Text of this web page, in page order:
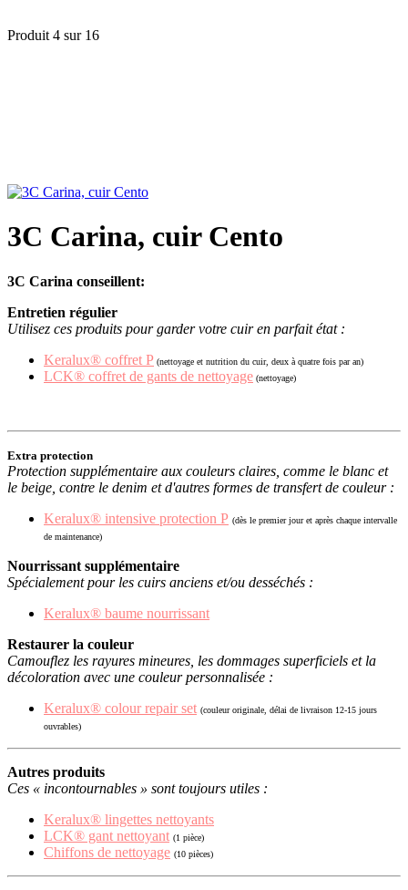
Produit 4 sur 16
3C Carina, cuir Cento
3C Carina conseillent:
Entretien régulier
Utilisez ces produits pour garder votre cuir en parfait état :
Keralux® coffret P (nettoyage et nutrition du cuir, deux à quatre fois par an)
LCK® coffret de gants de nettoyage (nettoyage)
Extra protection
Protection supplémentaire aux couleurs claires, comme le blanc et
le beige, contre le denim et d'autres formes de transfert de couleur :
Keralux® intensive protection P (dès le premier jour et après chaque intervalle
de maintenance)
Nourrissant supplémentaire
Spécialement pour les cuirs anciens et/ou desséchés :
Keralux® baume nourrissant
Restaurer la couleur
Camouflez les rayures mineures, les dommages superficiels et la
décoloration avec une couleur personnalisée :
Keralux® colour repair set (couleur originale, délai de livraison 12-15 jours
ouvrables)
Autres produits
Ces « incontournables » sont toujours utiles :
Keralux® lingettes nettoyants
LCK® gant nettoyant (1 pièce)
Chiffons de nettoyage (10 pièces)